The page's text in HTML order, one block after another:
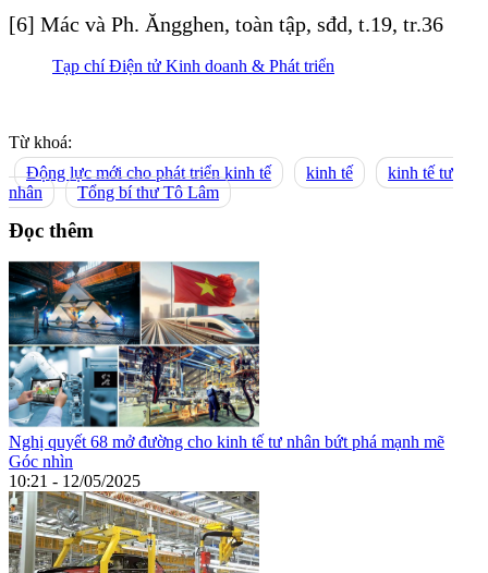
[6] Mác và Ph. Ăngghen, toàn tập, sđd, t.19, tr.36
Tạp chí Điện tử Kinh doanh & Phát triển
Từ khoá:
Động lực mới cho phát triển kinh tế
kinh tế
kinh tế tư
nhân
Tổng bí thư Tô Lâm
Đọc thêm
Nghị quyết 68 mở đường cho kinh tế tư nhân bứt phá mạnh mẽ
Góc nhìn
10:21 - 12/05/2025